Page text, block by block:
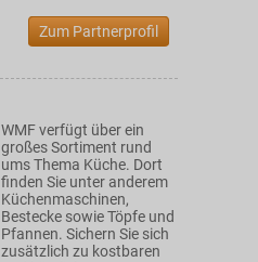
Zum Partnerprofil
WMF verfügt über ein
großes Sortiment rund
ums Thema Küche. Dort
finden Sie unter anderem
Küchenmaschinen,
Bestecke sowie Töpfe und
Pfannen. Sichern Sie sich
zusätzlich zu kostbaren